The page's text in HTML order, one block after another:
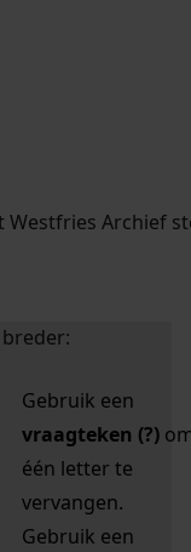
zoektips.
zoektips.
Archief
uw zoekopdracht te
breder:
Gebruik een
vraagteken (?)
één letter te
vervangen.
Gebruik een